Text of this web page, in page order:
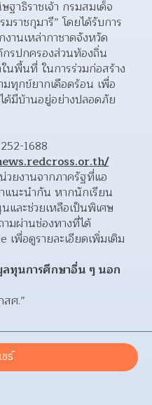
าธิราชเจ้า กรมสมเด็จ
ราชกุมารี” โดยได้รับการ
นเหล่ากาชาดจังหวัด
กรปกครองส่วนท้องถิ่น
นพื้นที่ ในการร่วมก่อสร้าง
ทุกข์ยากเดือดร้อน เพื่อ
ด้มีบ้านอยู่อย่างปลอดภัย
1688
วยงานจากภาครัฐที่แอ
แนะนำกัน หากนักเรียน
และช่วยเหลือเป็นพิเศษ
มผ่านช่องทางที่ได้
เพื่อดูรายละเอียดเพิ่มเติม
ทุนการศึกษาอื่น ๆ นอก
ศ.”
ร์